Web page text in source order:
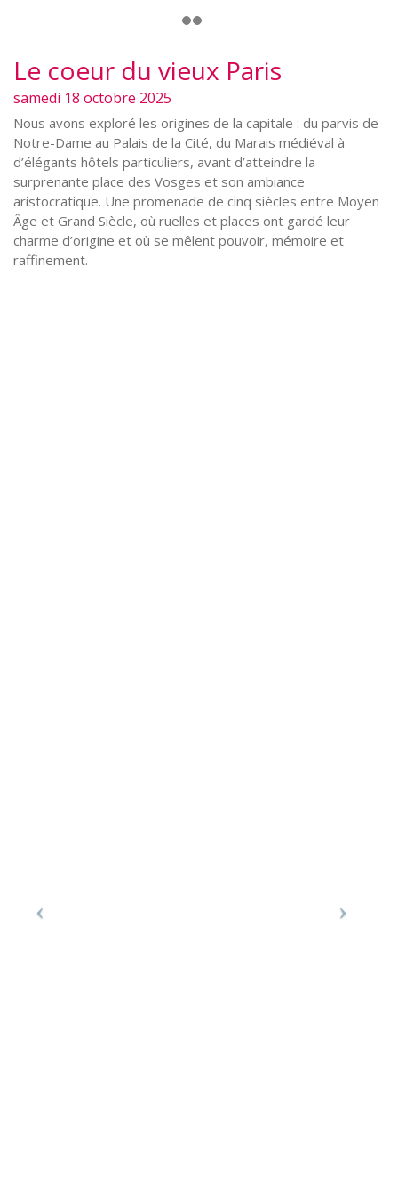
Le coeur du vieux Paris
samedi 18 octobre 2025
Nous avons exploré les origines de la capitale : du parvis de
Notre-Dame au Palais de la Cité, du Marais médiéval à
d’élégants hôtels particuliers, avant d’atteindre la
surprenante place des Vosges et son ambiance
aristocratique. Une promenade de cinq siècles entre Moyen
Âge et Grand Siècle, où ruelles et places ont gardé leur
charme d’origine et où se mêlent pouvoir, mémoire et
raffinement.